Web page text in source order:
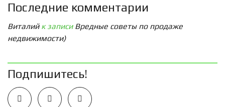
Последние комментарии
Виталийк записи Вредные советы по продаже
недвижимости)
Подпишитесь!